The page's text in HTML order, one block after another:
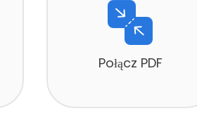
Połącz PDF